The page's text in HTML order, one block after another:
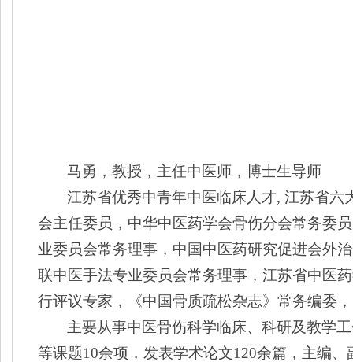
马勇，教授，主任中医师，博士生导师
江苏省优秀中青年中医临床人才, 江苏省六
会主任委员，中华中医药学会骨伤分会常务委
业委员会常务理事，中国中医药研究促进会外
联中医手法专业委员会常务理事，江苏省中医
行评议专家，《中国骨质疏松杂志》常务编委
主要从事中医骨伤科学临床、科研及教学
等课题10余项，发表学术论文120余篇，主编、